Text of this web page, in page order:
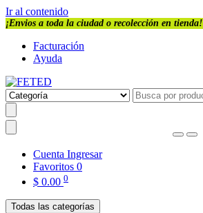
Ir al contenido
¡Envios a toda la ciudad o recolección en tienda!
Facturación
Ayuda
Cuenta Ingresar
Favoritos 0
$ 0.00 0
Todas las categorías